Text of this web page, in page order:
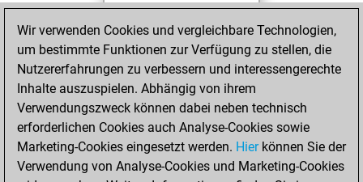
Sonntag, Juni 29,
2025
You won
against Fritz
Fritz
You achieved a
BeautyScore of 48
You achieved a
Wir verwenden Cookies und vergleichbare Technologien,
um bestimmte Funktionen zur Verfügung zu stellen, die
Nutzererfahrungen zu verbessern und interessengerechte
Inhalte auszuspielen. Abhängig von ihrem
Verwendungszweck können dabei neben technisch
erforderlichen Cookies auch Analyse-Cookies sowie
Marketing-Cookies eingesetzt werden. Hierkönnen Sie der
Verwendung von Analyse-Cookies und Marketing-Cookies